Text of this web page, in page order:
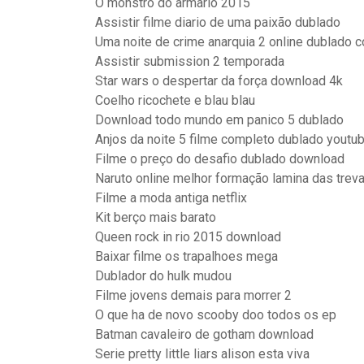
Assistir filme diario de uma paixão dublado
Uma noite de crime anarquia 2 online dublado
Assistir submission 2 temporada
Star wars o despertar da força download 4k
Coelho ricochete e blau blau
Download todo mundo em panico 5 dublado
Anjos da noite 5 filme completo dublado
Filme o preço do desafio dublado download
Naruto online melhor formação lamina das
Filme a moda antiga netflix
Kit berço mais barato
Queen rock in rio 2015 download
Baixar filme os trapalhoes mega
Dublador do hulk mudou
Filme jovens demais para morrer 2
O que ha de novo scooby doo todos os ep
Batman cavaleiro de gotham download
Serie pretty little liars alison esta viva